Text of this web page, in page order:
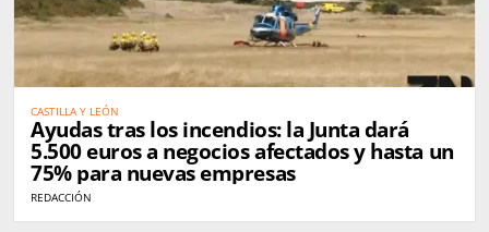
CASTILLA Y LEÓN
Ayudas tras los incendios: la Junta dará
5.500 euros a negocios afectados y hasta un
75% para nuevas empresas
REDACCIÓN